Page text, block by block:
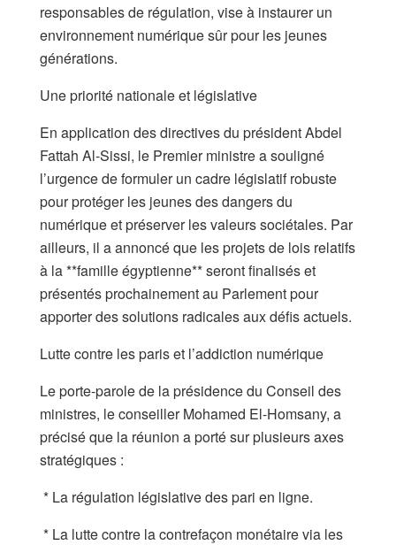
responsables de régulation, vise à instaurer un
environnement numérique sûr pour les jeunes
générations.
Une priorité nationale et législative
En application des directives du président Abdel
Fattah Al-Sissi, le Premier ministre a souligné
l’urgence de formuler un cadre législatif robuste
pour protéger les jeunes des dangers du
numérique et préserver les valeurs sociétales. Par
ailleurs, il a annoncé que les projets de lois relatifs
à la **famille égyptienne** seront finalisés et
présentés prochainement au Parlement pour
apporter des solutions radicales aux défis actuels.
Lutte contre les paris et l’addiction numérique
Le porte-parole de la présidence du Conseil des
ministres, le conseiller Mohamed El-Homsany, a
précisé que la réunion a porté sur plusieurs axes
stratégiques :
* La régulation législative des pari en ligne.
* La lutte contre la contrefaçon monétaire via les